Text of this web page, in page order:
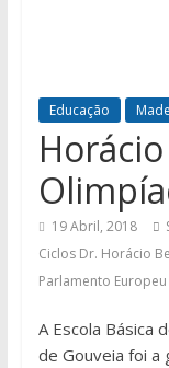
Educação
19 Abril, 2018
Ciclos Dr. Horácio
Parlamento Europeu
A Escola Básica
de Gouveia foi a